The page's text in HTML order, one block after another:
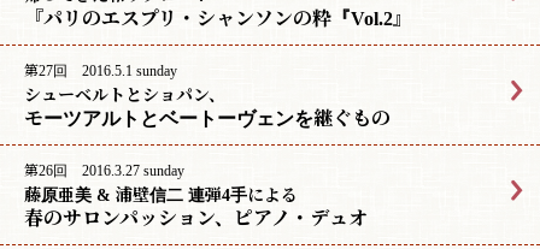
『パリのエスプリ・シャンソンの粋『Vol.2』
第27回 2016.5.1 sunday
シューベルトとショパン、
モーツアルトとベートーヴェンを継ぐもの
第26回 2016.3.27 sunday
藤原亜美 & 浦壁信二 連弾4手による
春のサロンパッション、ピアノ・デュオ